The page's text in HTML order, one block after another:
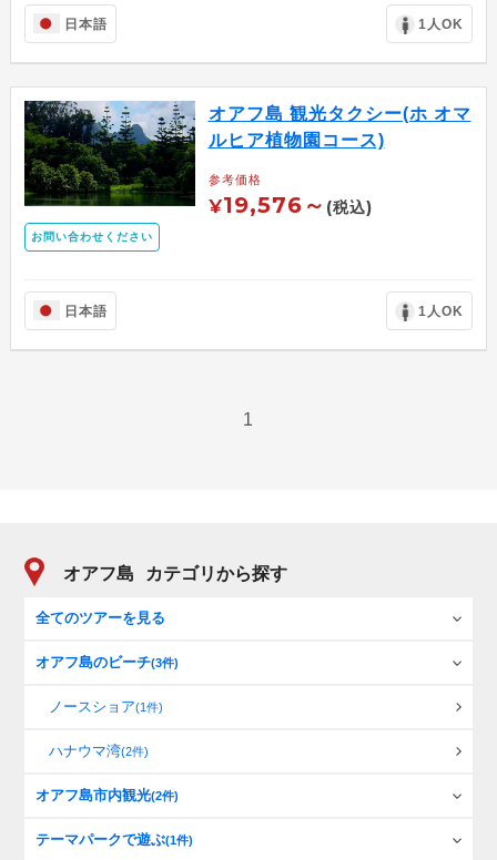
日本語 1人OK
お問い合わせください
オアフ島 観光タクシー(ホ オマ
ルヒア植物園コース)
参考価格
¥19,576～ (税込)
日本語 1人OK
1
オアフ島 カテゴリから探す
全てのツアーを見る
オアフ島のビーチ(3件)
ノースショア(1件)
ハナウマ湾(2件)
オアフ島市内観光(2件)
テーマパークで遊ぶ(1件)